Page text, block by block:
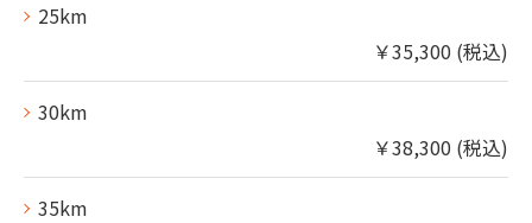
25km
￥35,300 (税込)
30km
￥38,300 (税込)
35km